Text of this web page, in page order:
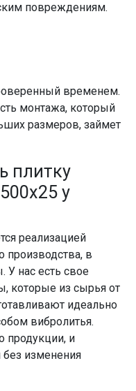
повреждениям.
временем.
монтажа, который
размеров, займет
плитку
у
реализацией
производства, в
У нас есть свое
которые из сырья от
идеально
вибролитья.
продукции, и
без изменения